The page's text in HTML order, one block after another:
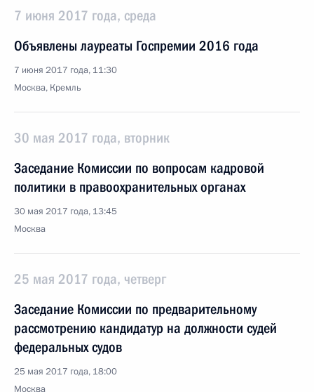
7 июня 2017 года, среда
Объявлены лауреаты Госпремии 2016 года
7 июня 2017 года, 11:30
Москва, Кремль
30 мая 2017 года, вторник
Заседание Комиссии по вопросам кадровой
политики в правоохранительных органах
30 мая 2017 года, 13:45
Москва
25 мая 2017 года, четверг
Заседание Комиссии по предварительному
рассмотрению кандидатур на должности судей
федеральных судов
25 мая 2017 года, 18:00
Москва